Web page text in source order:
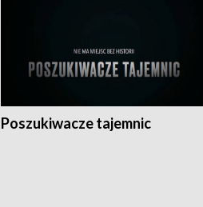
Poszukiwacze tajemnic